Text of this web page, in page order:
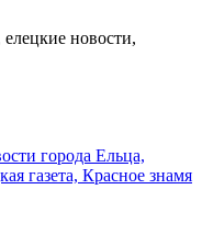
новости,
города Ельца,
газета, Красное знамя